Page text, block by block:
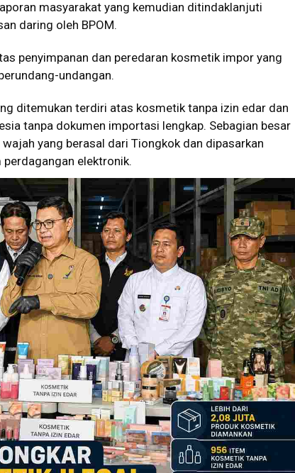
masyarakat yang kemudian ditindaklanjuti
daring oleh BPOM.
penyimpanan dan peredaran kosmetik impor yang
undangan.
ditemukan terdiri atas kosmetik tanpa izin edar dan
tanpa dokumen importasi lengkap. Sebagian besar
yang berasal dari Tiongkok dan dipasarkan
elektronik.